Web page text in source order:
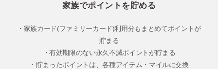
家族でポイントを貯める
・家族カード(ファミリーカード)利用分もまとめてポイントが
貯まる
・有効期限のない永久不滅ポイントが貯まる
・貯まったポイントは、各種アイテム・マイルに交換